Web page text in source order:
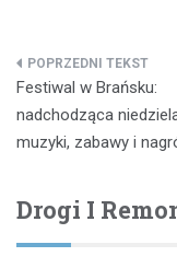
Nawigacja
wpisu
Festiwal w Brańsku:
nadchodząca
muzyki, zabawy i
Drogi I